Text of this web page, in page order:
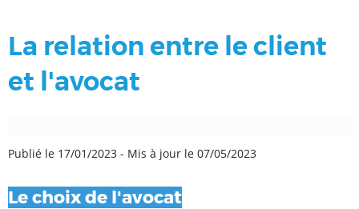
La relation entre le client
et l'avocat
Publié le 17/01/2023 - Mis à jour le 07/05/2023
Le choix de l'avocat